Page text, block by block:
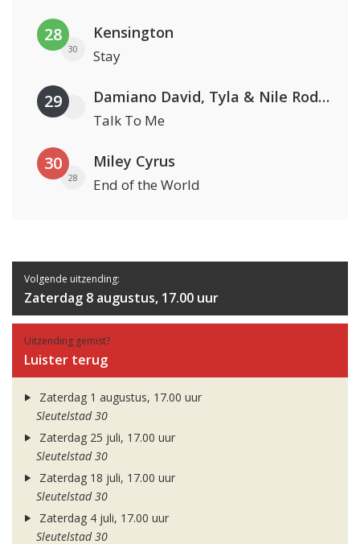
28
30
Kensington
Stay
29 Damiano David, Tyla & Nile Rodgers
Talk To Me
30
28
Miley Cyrus
End of the World
Volgende uitzending:
Zaterdag 8 augustus, 17.00 uur
Uitzending gemist?
Luister terug
Zaterdag 1 augustus, 17.00 uur
Sleutelstad 30
Zaterdag 25 juli, 17.00 uur
Sleutelstad 30
Zaterdag 18 juli, 17.00 uur
Sleutelstad 30
Zaterdag 4 juli, 17.00 uur
Sleutelstad 30